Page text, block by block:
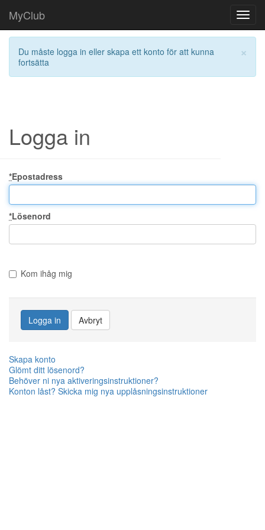
MyClub
×
Du måste logga in eller skapa ett konto för att kunna
fortsätta
Logga in
*Epostadress
*Lösenord
Kom ihåg mig
Logga in Avbryt
Skapa konto
Glömt ditt lösenord?
Behöver ni nya aktiveringsinstruktioner?
Konton låst? Skicka mig nya upplåsningsinstruktioner